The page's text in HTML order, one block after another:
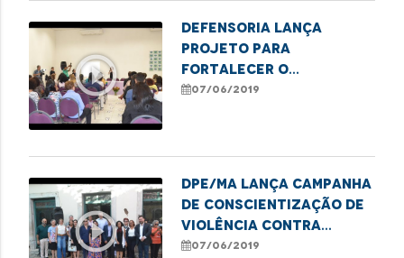
play_circle_outline
Defensoria lança
projeto para
fortalecer o
atendimento ao público
07/06/2019
play_circle_outline
DPE/MA lança campanha
de conscientização de
violência contra
idosos
07/06/2019